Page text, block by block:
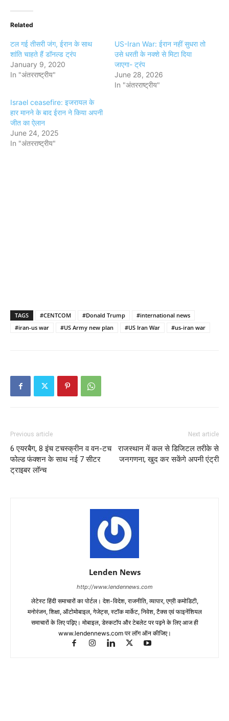
Related
टल गई तीसरी जंग, ईरान के साथ
शांति चाहते हैं डॉनल्ड ट्रंप
January 9, 2020
In "अंतरराष्ट्रीय"
US-Iran War: ईरान नहीं सुधरा तो
उसे धरती के नक्शे से मिटा दिया
जाएगा- ट्रंप
June 28, 2026
In "अंतरराष्ट्रीय"
Israel ceasefire: इजरायल के
हार मानने के बाद ईरान ने किया अपनी
जीत का ऐलान
June 24, 2025
In "अंतरराष्ट्रीय"
TAGS #CENTCOM #Donald Trump
#international news
#iran-us war
#US Army new plan #US Iran War #us-iran war
Previous article
6 एयरबैग, 8 इंच टचस्क्रीन व वन-टच
फोल्ड फंक्शन के साथ नई 7 सीटर
ट्राइबर लॉन्च
Next article
राजस्थान में कल से डिजिटल तरीके से
जनगणना, खुद कर सकेंगे अपनी एंट्री
Lenden News
http://www.lendennews.com
लेटेस्ट हिंदी समाचारों का पोर्टल। देश-विदेश, राजनीति, व्यापार, एग्री कमोडिटी,
मनोरंजन, शिक्षा, ऑटोमोबाइल, गेजेट्स, स्टॉक मार्केट, निवेश, टैक्स एवं फाइनेंशियल
समाचारों के लिए पढ़िए। मोबाइल, डेस्कटॉप और टेबलेट पर पढ़ने के लिए आज ही
www.lendennews.com पर लॉग ऑन कीजिए।